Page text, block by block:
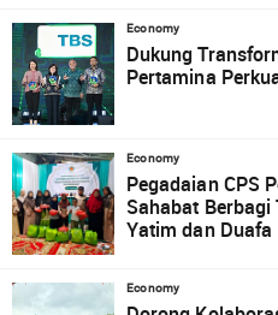
Economy
Dukung
Pertamina
Economy
Pegadaian CPS
Sahabat Berbagi
Yatim dan Duafa
Economy